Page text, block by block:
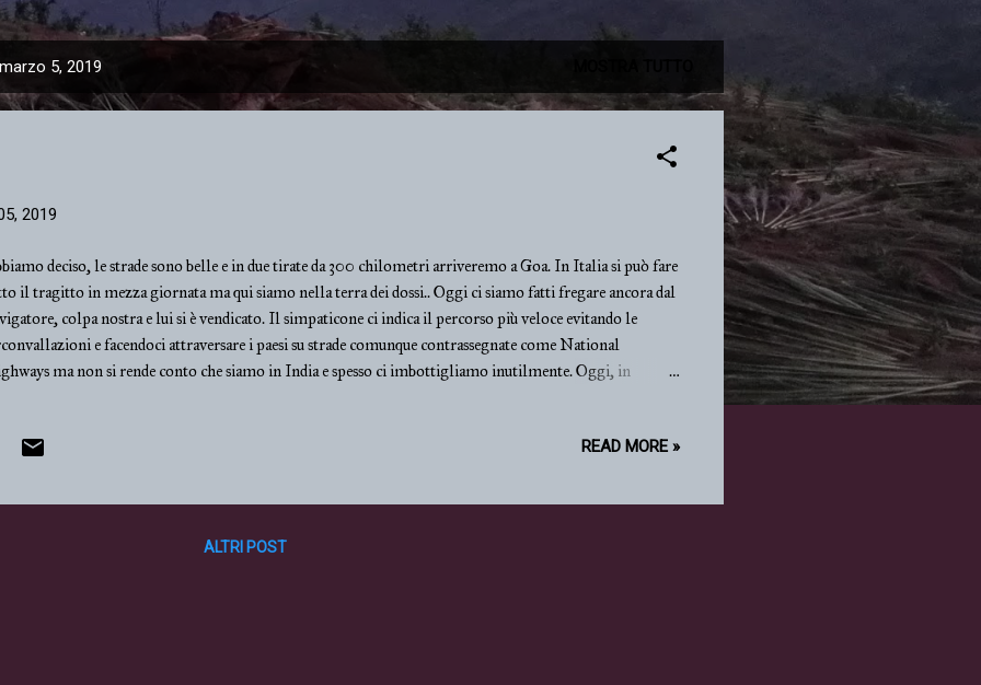
2015 THAILANDIA 2014 ALTRO… THAILANDIA 2020
5, 2019
2019
deciso, le strade sono belle e in due tirate da 300 chilometri arriveremo a Goa. In Italia si può fare
il tragitto in mezza giornata ma qui siamo nella terra dei dossi.. Oggi ci siamo fatti fregare ancora dal
colpa nostra e lui si è vendicato. Il simpaticone ci indica il percorso più veloce evitando le
e facendoci attraversare i paesi su strade comunque contrassegnate come National
ma non si rende conto che siamo in India e spesso ci imbottigliamo inutilmente. Oggi, in
dopo eravamo alle porte di Pune, megalopoli del Maharashtra, che dovevamo assolutamente
era così rovente che mi ha bruciato le c...
READ MORE »
ALTRI POST